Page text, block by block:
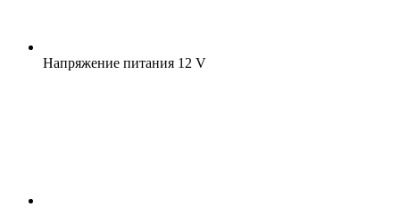
Напряжение питания 12 V